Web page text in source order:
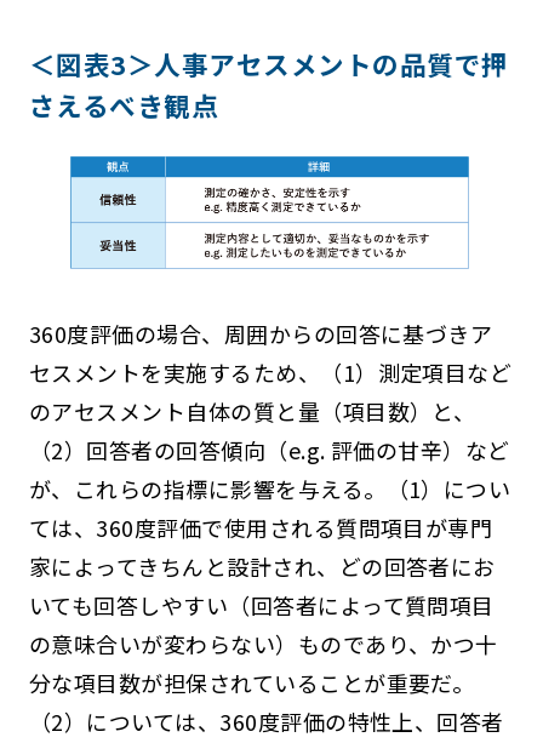
＜図表3＞人事アセスメントの品質で押
さえるべき観点
360度評価の場合、周囲からの回答に基づきア
セスメントを実施するため、（1）測定項目など
のアセスメント自体の質と量（項目数）と、
（2）回答者の回答傾向（e.g. 評価の甘辛）など
が、これらの指標に影響を与える。（1）につい
ては、360度評価で使用される質問項目が専門
家によってきちんと設計され、どの回答者にお
いても回答しやすい（回答者によって質問項目
の意味合いが変わらない）ものであり、かつ十
分な項目数が担保されていることが重要だ。
（2）については、360度評価の特性上、回答者